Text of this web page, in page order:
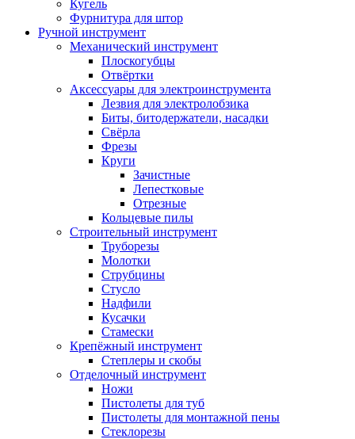
Кугель
Фурнитура для штор
Ручной инструмент
Механический инструмент
Плоскогубцы
Отвёртки
Аксессуары для электроинструмента
Лезвия для электролобзика
Биты, битодержатели, насадки
Свёрла
Фрезы
Круги
Зачистные
Лепестковые
Отрезные
Кольцевые пилы
Строительный инструмент
Труборезы
Молотки
Струбцины
Стусло
Надфили
Кусачки
Стамески
Крепёжный инструмент
Степлеры и скобы
Отделочный инструмент
Ножи
Пистолеты для туб
Пистолеты для монтажной пены
Стеклорезы